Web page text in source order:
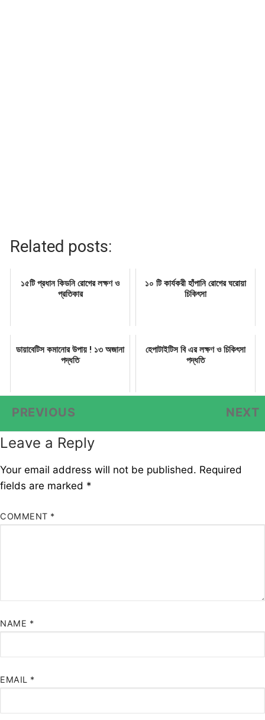
Related posts:
১৫টি প্রধান কিডনি রোগের লক্ষণ ও
প্রতিকার
১০ টি কার্যকরী হাঁপানি রোগের ঘরোয়া
চিকিৎসা
ডায়াবেটিস কমানোর উপায় ! ১৩ অজানা
পদ্ধতি
হেপাটাইটিস বি এর লক্ষণ ও চিকিৎসা
পদ্ধতি
Post
PREVIOUS NEXT
Leave a Reply
Your email address will not be published. Required
fields are marked *
COMMENT *
NAME *
EMAIL *